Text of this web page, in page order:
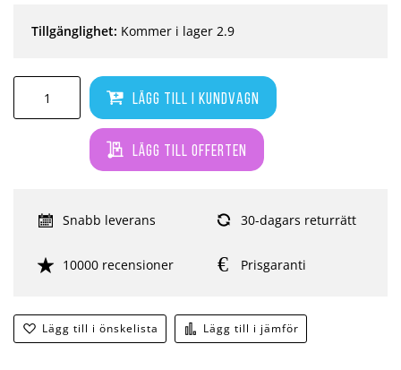
Lägg till i kundvagn
Lägg till offerten
Lägg till i önskelista Lägg till i jämför
Tillgänglighet: Kommer i lager 2.9
Snabb leverans 30-dagars returrätt
10000 recensioner Prisgaranti